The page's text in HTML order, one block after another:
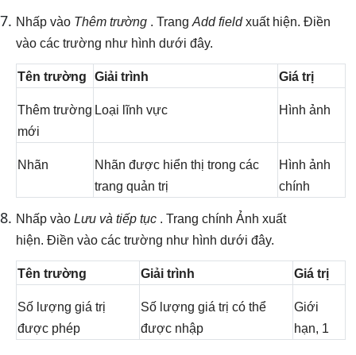
Nhấp vào Thêm trường . TrangAdd fieldxuất hiện. Điền
vào các trường như hình dưới đây.
Tên trường Giải trình Giá trị
Thêm trường
mới
Loại lĩnh vực Hình ảnh
Nhãn
Nhãn được hiển thị trong các
trang quản trị
Hình ảnh
chính
Nhấp vàoLưu và tiếp tục . Trang chính Ảnh xuất
hiện. Điền vào các trường như hình dưới đây.
Tên trường Giải trình Giá trị
Số lượng giá trị
được phép
Số lượng giá trị có thể
được nhập
Giới
hạn, 1